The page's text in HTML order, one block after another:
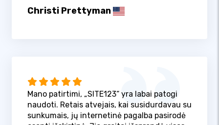
Christi Prettyman
Mano patirtimi, „SITE123“ yra labai patogi
naudoti. Retais atvejais, kai susidurdavau su
sunkumais, jų internetinė pagalba pasirodė